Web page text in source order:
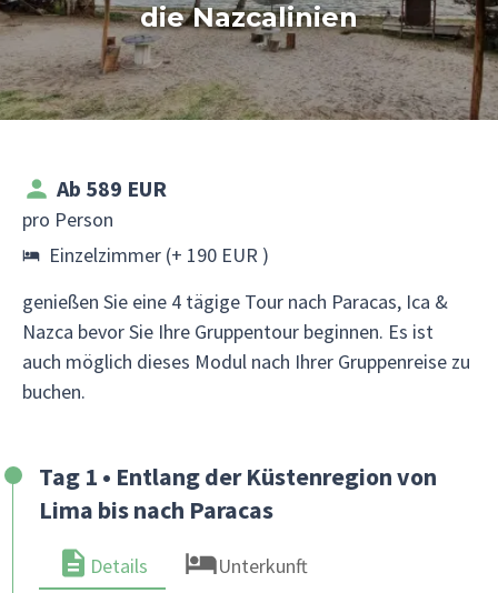
die Nazcalinien
Ab 589 EUR
pro Person
Einzelzimmer (+ 190 EUR )
genießen Sie eine 4 tägige Tour nach Paracas, Ica &
Nazca bevor Sie Ihre Gruppentour beginnen. Es ist
auch möglich dieses Modul nach Ihrer Gruppenreise zu
buchen.
Tag 1 • Entlang der Küstenregion von
Lima bis nach Paracas
Details Unterkunft